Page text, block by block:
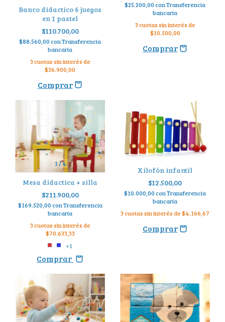
Banco didactico 6 juegos
en 1 pastel
$110.700,00
$88.560,00conTransferencia
bancaria
3cuotas sin interés de
$36.900,00
$25.200,00conTransferencia
bancaria
3cuotas sin interés de
$10.500,00
1/4
Mesa didactica + silla
$211.900,00
$169.520,00conTransferencia
bancaria
3cuotas sin interés de
$70.633,33
+1
Comprar
Xilofón infantil
$12.500,00
$10.000,00conTransferencia
bancaria
3cuotas sin interés de$4.166,67